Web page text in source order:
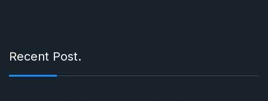
Recent Post.